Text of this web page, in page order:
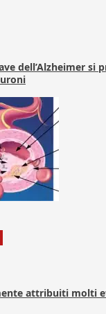
dell’Alzheimer si
attribuiti molti